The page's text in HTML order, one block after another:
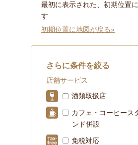
最初に表示された、初期位置
す
初期位置に地図が戻る»
さらに条件を絞る
店舗サービス
酒類取扱店
カフェ・コーヒース
ンド併設
免税対応